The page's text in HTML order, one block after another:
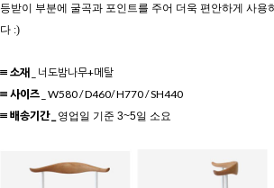
등받이 부분에 굴곡과 포인트를 주어 더욱 편안하게 사용
다 :)
≡ 소재
_ 너도밤나무+메탈
≡ 사이즈 W580 / D460/ H770 / SH440
≡ 배송기간 _
영업일 기준 3~5일 소요